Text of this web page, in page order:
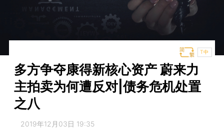
T中
多方争夺康得新核心资产 蔚来力
主拍卖为何遭反对|债务危机处置
之八
2019年12月03日 19:35